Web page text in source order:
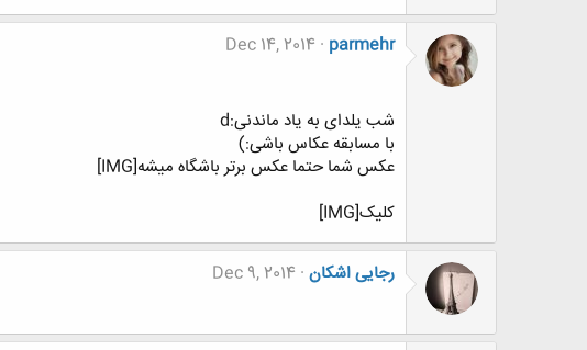
parmehr
Dec 14, 2014
شب یلدای به یاد ماندنی:d
با مسابقه عکاس باشی:)
عکس شما حتما عکس برتر باشگاه میشه[IMG]
کلیک[IMG]
رجایی اشکان Dec 9, 2014